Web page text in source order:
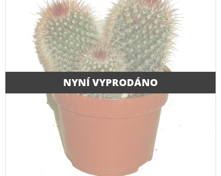
NYNÍ VYPRODÁNO